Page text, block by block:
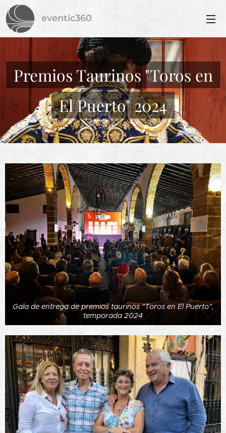
eventic360
Premios Taurinos "Toros en
El Puerto" 2024
Gala de entrega de premios taurinos "Toros en El Puerto",
temporada 2024